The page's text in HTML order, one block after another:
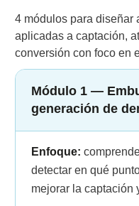
4 módulos para diseñar
aplicadas a captación,
conversión con foco en
Módulo 1 —
generación de
Enfoque:
detectar en qué
mejorar la captación